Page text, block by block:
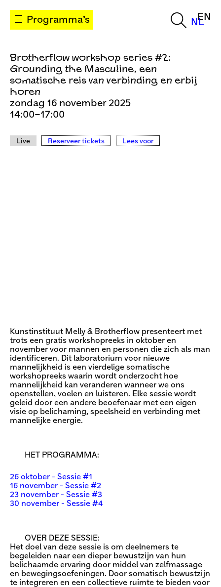
Programma’s NL
EN
Brotherflow workshop series #2:
Grounding the Masculine, een
somatische reis van verbinding en erbij
horen
zondag 16 november 2025
14:00–17:00
Live Reserveer tickets Lees voor
Kunstinstituut Melly & Brotherflow presenteert met
trots een gratis workshopreeks in oktober en
november voor mannen en personen die zich als man
identificeren. Dit laboratorium voor nieuwe
mannelijkheid is een vierdelige somatische
workshopreeks waarin wordt onderzocht hoe
mannelijkheid kan veranderen wanneer we ons
openstellen, voelen en luisteren. Elke sessie wordt
geleid door een andere beoefenaar met een eigen
visie op belichaming, speelsheid en verbinding met
mannelijke energie.
HET PROGRAMMA:
26 oktober - Sessie #1
16 november - Sessie #2
23 november - Sessie #3
30 november - Sessie #4
OVER DEZE SESSIE:
Het doel van deze sessie is om deelnemers te
begeleiden naar een dieper bewustzijn van hun
belichaamde ervaring door middel van zelfmassage
en bewegingsoefeningen. Door somatisch bewustzijn
te integreren en een collectieve ruimte te bieden voor